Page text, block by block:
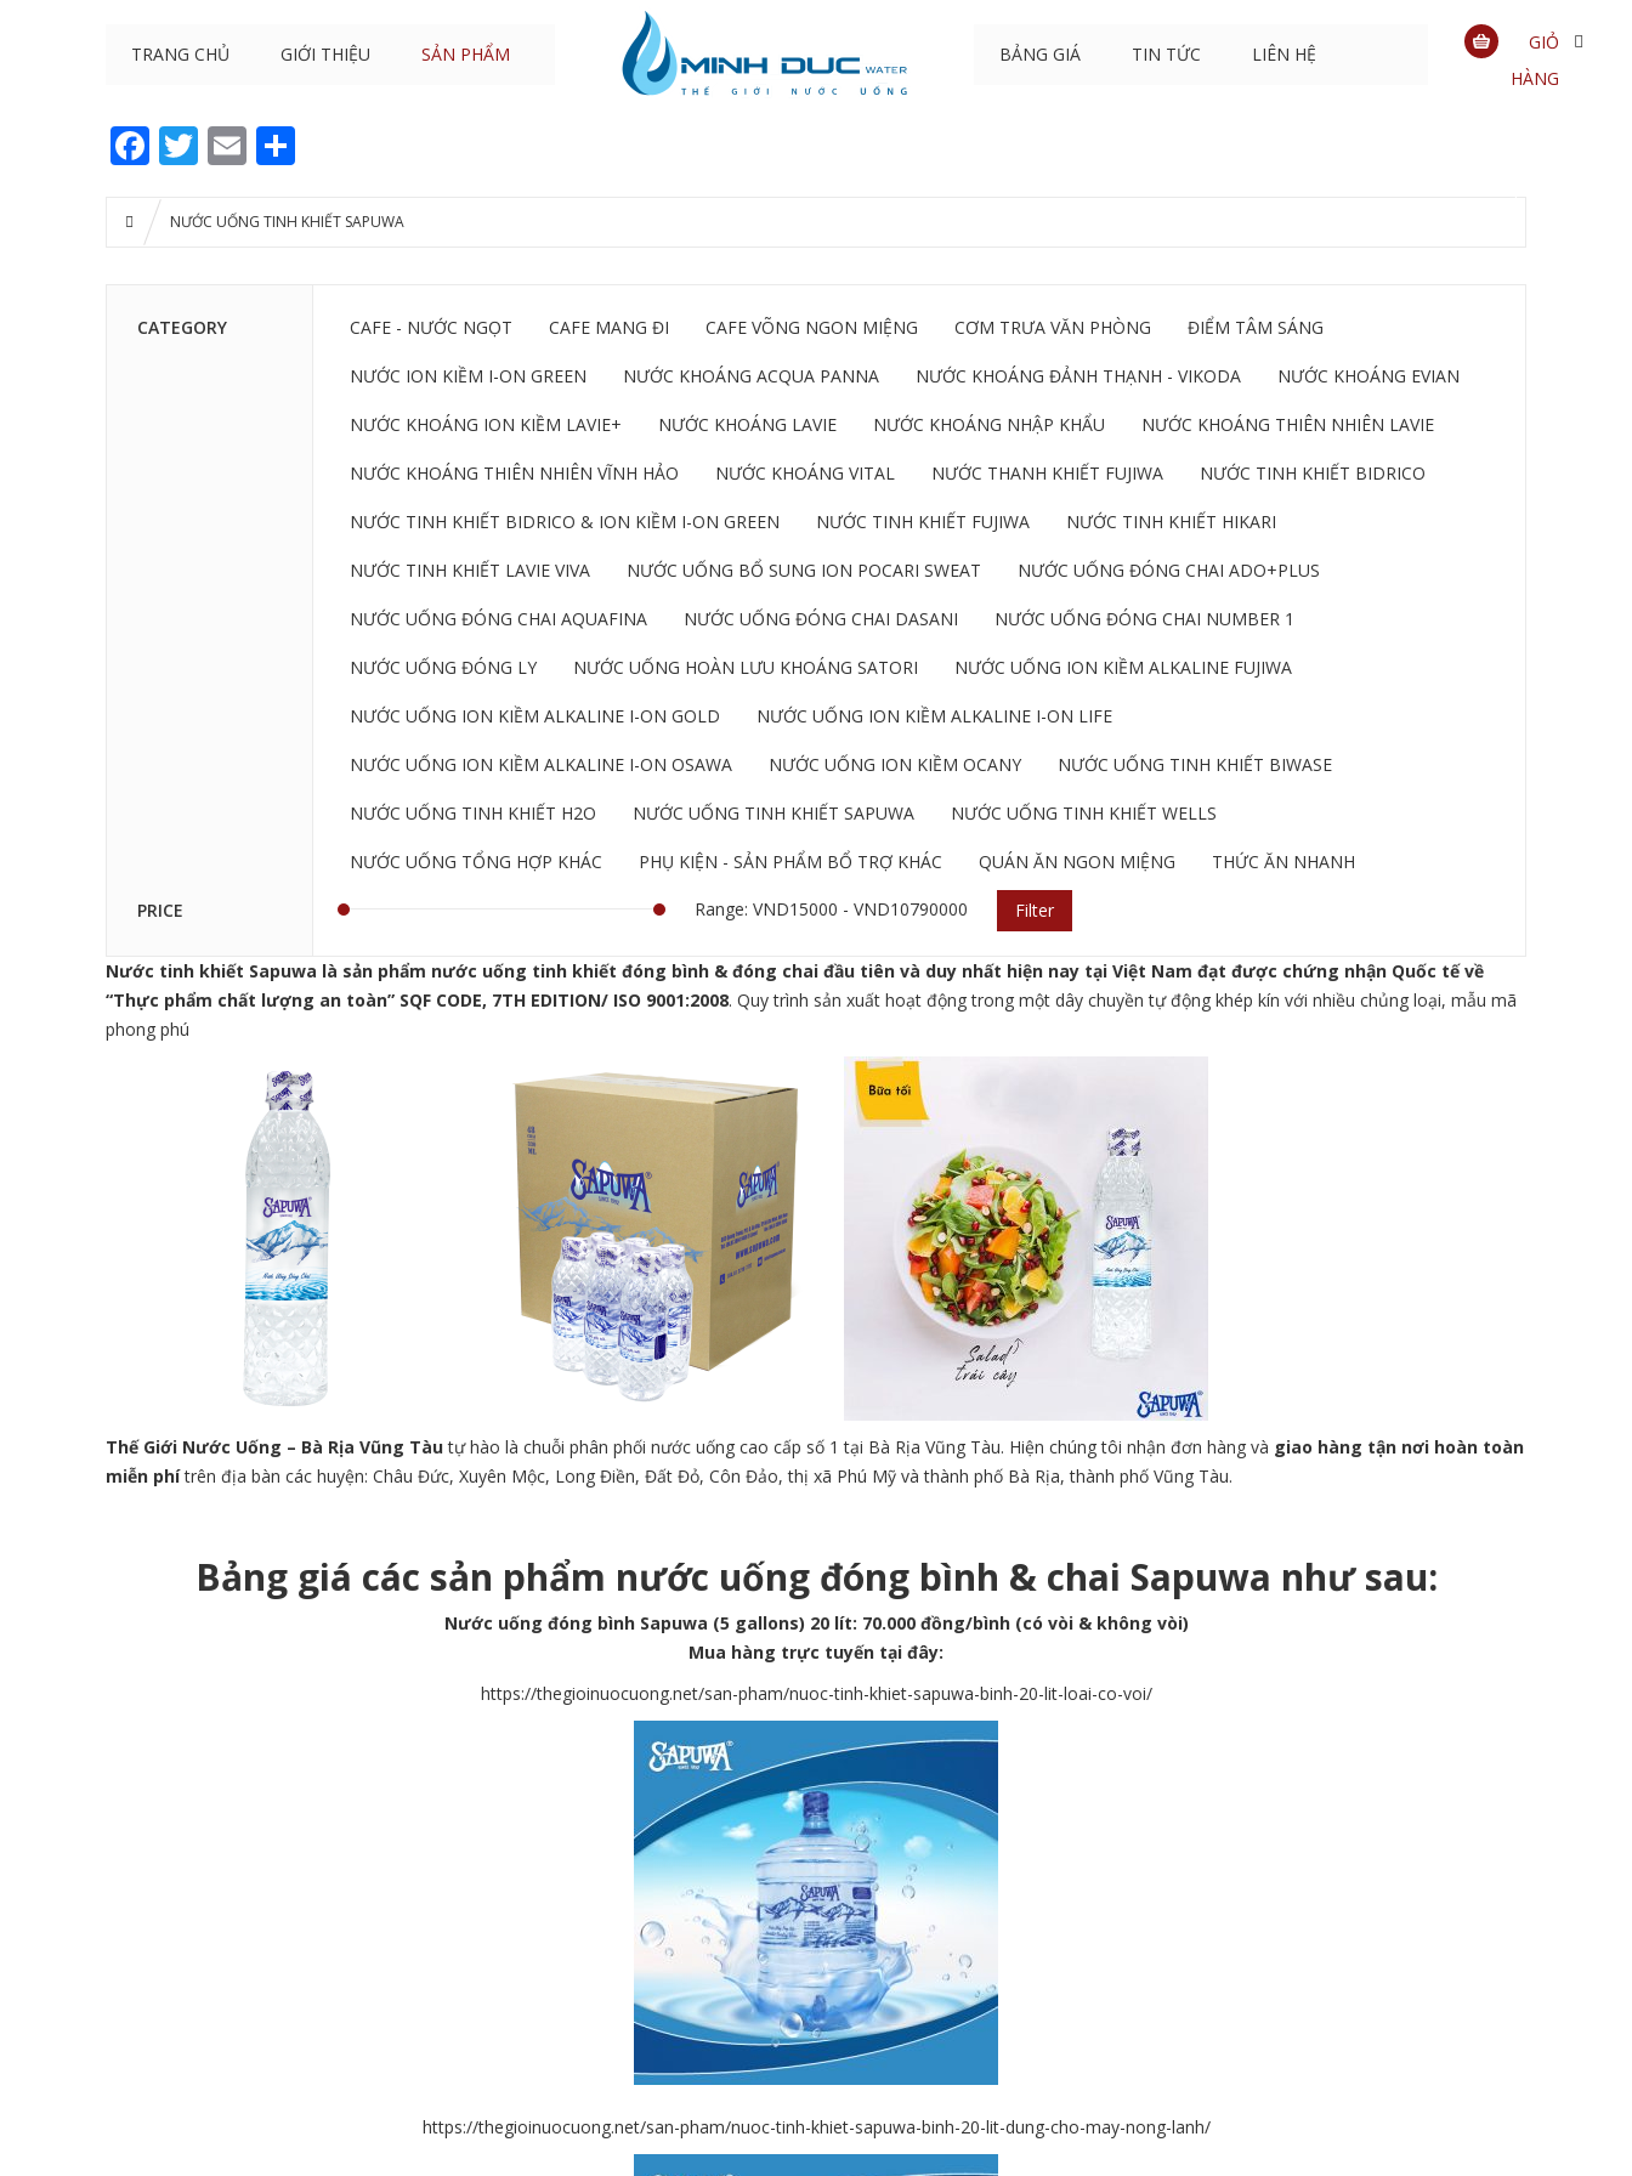
TRANG CHỦ GIỚI THIỆU SẢN PHẨM BẢNG GIÁ TIN TỨC LIÊN HỆ
GIỎ
HÀNG
Facebook
Twitter
Email
NƯỚC UỐNG TINH KHIẾT SAPUWA
CATEGORY CAFE - NƯỚC NGỌT CAFE MANG ĐI CAFE VÕNG NGON MIỆNG CƠM TRƯA VĂN PHÒNG ĐIỂM TÂM SÁNG
NƯỚC ION KIỀM I-ON GREEN NƯỚC KHOÁNG ACQUA PANNA NƯỚC KHOÁNG ĐẢNH THẠNH - VIKODA NƯỚC KHOÁNG EVIAN
NƯỚC KHOÁNG ION KIỀM LAVIE+ NƯỚC KHOÁNG LAVIE NƯỚC KHOÁNG NHẬP KHẨU NƯỚC KHOÁNG THIÊN NHIÊN LAVIE
NƯỚC KHOÁNG THIÊN NHIÊN VĨNH HẢO NƯỚC KHOÁNG VITAL NƯỚC THANH KHIẾT FUJIWA NƯỚC TINH KHIẾT BIDRICO
NƯỚC TINH KHIẾT BIDRICO & ION KIỀM I-ON GREEN NƯỚC TINH KHIẾT FUJIWA NƯỚC TINH KHIẾT HIKARI
NƯỚC TINH KHIẾT LAVIE VIVA NƯỚC UỐNG BỔ SUNG ION POCARI SWEAT NƯỚC UỐNG ĐÓNG CHAI ADO+PLUS
NƯỚC UỐNG ĐÓNG CHAI AQUAFINA NƯỚC UỐNG ĐÓNG CHAI DASANI NƯỚC UỐNG ĐÓNG CHAI NUMBER 1
NƯỚC UỐNG ĐÓNG LY NƯỚC UỐNG HOÀN LƯU KHOÁNG SATORI NƯỚC UỐNG ION KIỀM ALKALINE FUJIWA
NƯỚC UỐNG ION KIỀM ALKALINE I-ON GOLD NƯỚC UỐNG ION KIỀM ALKALINE I-ON LIFE
NƯỚC UỐNG ION KIỀM ALKALINE I-ON OSAWA NƯỚC UỐNG ION KIỀM OCANY NƯỚC UỐNG TINH KHIẾT BIWASE
NƯỚC UỐNG TINH KHIẾT H2O NƯỚC UỐNG TINH KHIẾT SAPUWA NƯỚC UỐNG TINH KHIẾT WELLS
NƯỚC UỐNG TỔNG HỢP KHÁC PHỤ KIỆN - SẢN PHẨM BỔ TRỢ KHÁC QUÁN ĂN NGON MIỆNG THỨC ĂN NHANH
PRICE Range: VND15000 - VND10790000 Filter
Nước tinh khiết Sapuwa là sản phẩm nước uống tinh khiết đóng bình & đóng chai đầu tiên và duy nhất hiện nay tại Việt Nam đạt được chứng nhận Quốc tế về
“Thực phẩm chất lượng an toàn” SQF CODE, 7TH EDITION/ ISO 9001:2008. Quy trình sản xuất hoạt động trong một dây chuyền tự động khép kín với nhiều chủng loại, mẫu mã
phong phú
Thế Giới Nước Uống – Bà Rịa Vũng Tàutự hào là chuỗi phân phối nước uống cao cấp số 1 tại Bà Rịa Vũng Tàu. Hiện chúng tôi nhận đơn hàng và giao hàng tận nơi hoàn toàn
miễn phítrên địa bàn các huyện: Châu Đức, Xuyên Mộc, Long Điền, Đất Đỏ, Côn Đảo, thị xã Phú Mỹ và thành phố Bà Rịa, thành phố Vũng Tàu.
Bảnggiá các sản phẩm nước uống đóng bình & chai Sapuwa như sau:
Nước uống đóng bình Sapuwa (5 gallons) 20 lít: 70.000 đồng/bình (có vòi & không vòi)
Mua hàng trực tuyến tại đây:
https://thegioinuocuong.net/san-pham/nuoc-tinh-khiet-sapuwa-binh-20-lit-loai-co-voi/
https://thegioinuocuong.net/san-pham/nuoc-tinh-khiet-sapuwa-binh-20-lit-dung-cho-may-nong-lanh/